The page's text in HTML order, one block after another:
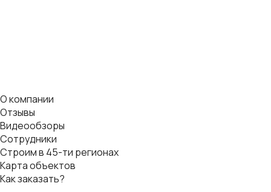
О компании
Отзывы
Видеообзоры
Сотрудники
Строим в 45-ти регионах
Карта объектов
Как заказать?